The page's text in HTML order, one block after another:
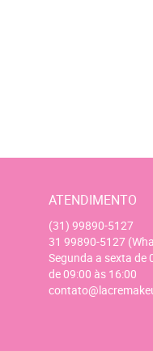
ATENDIMENTO
(31) 99890-5127
31 99890-5127
Segunda a sexta de
de 09:00 às 16:00